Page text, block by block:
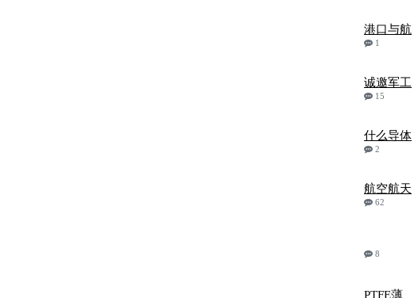
港口与航
1
诚邀军工
15
什么导体
2
航空航天
62
8
PTFE薄